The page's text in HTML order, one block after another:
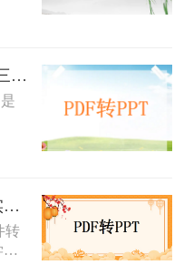
或
PDF怎样转换成PPT？教你这三种转换方法！
的
以
pdf如何转换成ppt？教你3招实用方法轻松搞定！
转